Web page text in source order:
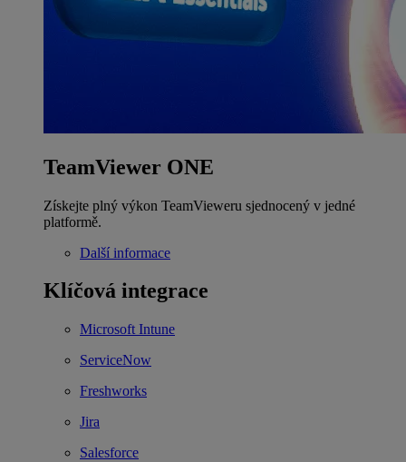
TeamViewer ONE
Získejte plný výkon TeamVieweru sjednocený v jedné
platformě.
Další informace
Klíčová integrace
Microsoft Intune
ServiceNow
Freshworks
Jira
Salesforce